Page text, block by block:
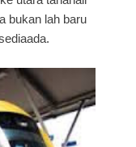
bukan lah baru